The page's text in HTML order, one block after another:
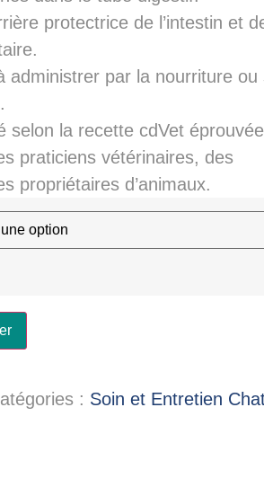
protectrice de l’intestin et
administrer par la nourriture ou
selon la recette cdVet
praticiens vétérinaires, des
propriétaires d’animaux.
: Soin et Entretien